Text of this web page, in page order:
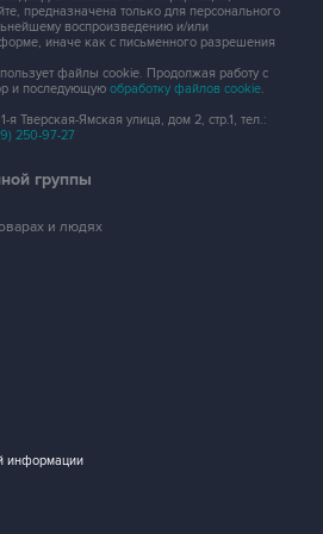
предназначена только для персонального
воспроизведению и/или
иначе как с письменного разрешения
файлы cookie. Продолжая работу с
и последующую обработку файлов cookie.
Тверская-Ямская улица, дом 2, стр.1, тел.:
250-97-27
группы
и людях
информации